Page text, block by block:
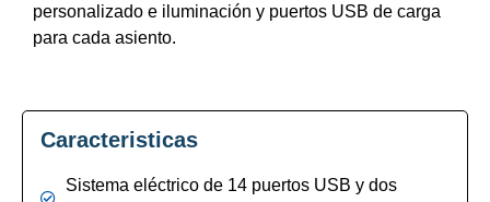
personalizado e iluminación y puertos USB de carga
para cada asiento.
Caracteristicas
Sistema eléctrico de 14 puertos USB y dos